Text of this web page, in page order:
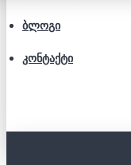
ᲑᲚᲝᲒᲘ
ᲙᲝᲜᲢᲐᲥᲢᲘ